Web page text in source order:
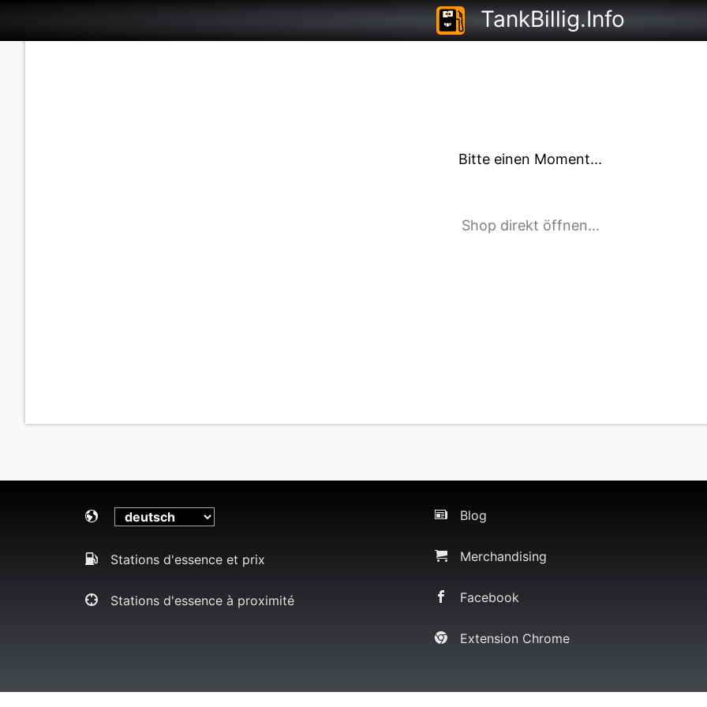
TankBillig.Info
Bitte einen Moment...
Shop direkt öffnen...
Stations d'essence et prix
Stations d'essence à proximité
Blog
Merchandising
Facebook
Extension Chrome